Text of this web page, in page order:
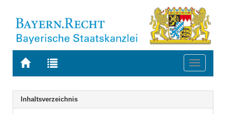
Zur
BAYERN.RECHT
Zur
letzten
Suche
Toggle
Navigation
Inhaltsverzeichnis